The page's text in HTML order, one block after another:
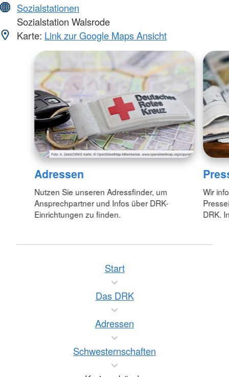
Sozialstationen
Sozialstation Walsrode
Karte: Link zur Google Maps Ansicht
Adressen
Nutzen Sie unseren Adressfinder, um
Ansprechpartner und Infos über DRK-
Einrichtungen zu finden.
Wir
DRK.
Start
Das DRK
Adressen
Schwesternschaften